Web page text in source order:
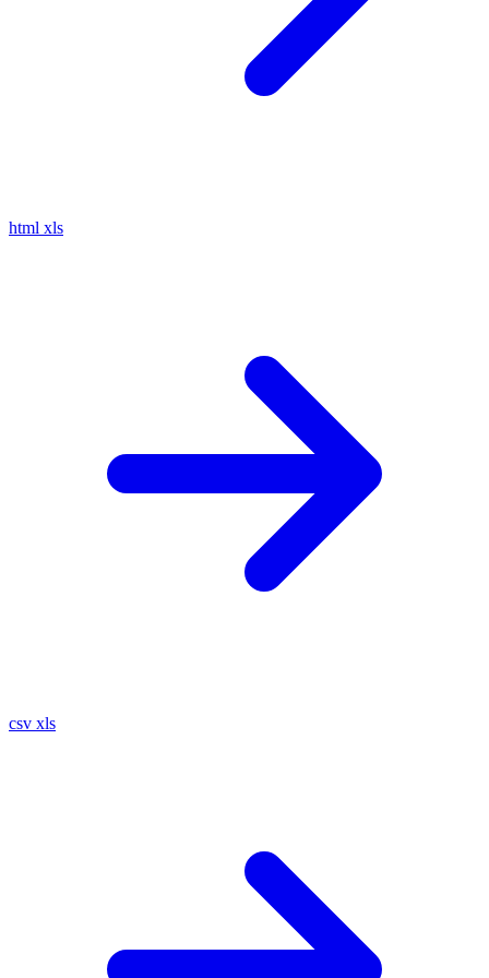
html xls
csv xls